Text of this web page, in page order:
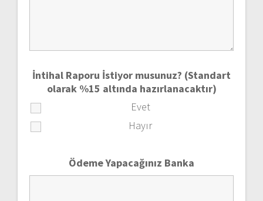
İntihal Raporu İstiyor musunuz? (Standart
olarak %15 altında hazırlanacaktır)
Evet
Hayır
Ödeme Yapacağınız Banka